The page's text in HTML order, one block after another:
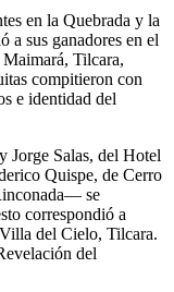
en la Quebrada y la
a sus ganadores en el
Tilcara,
compitieron con
e identidad del
Jorge Salas, del Hotel
Quispe, de Cerro
se
correspondió a
del Cielo, Tilcara.
del